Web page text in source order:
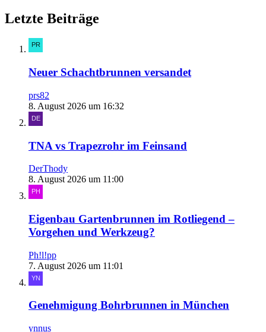
Letzte Beiträge
Neuer Schachtbrunnen versandet
prs82
8. August 2026 um 16:32
TNA vs Trapezrohr im Feinsand
DerThody
8. August 2026 um 11:00
Eigenbau Gartenbrunnen im Rotliegend –
Vorgehen und Werkzeug?
Ph!l!pp
7. August 2026 um 11:01
Genehmigung Bohrbrunnen in München
ynnus